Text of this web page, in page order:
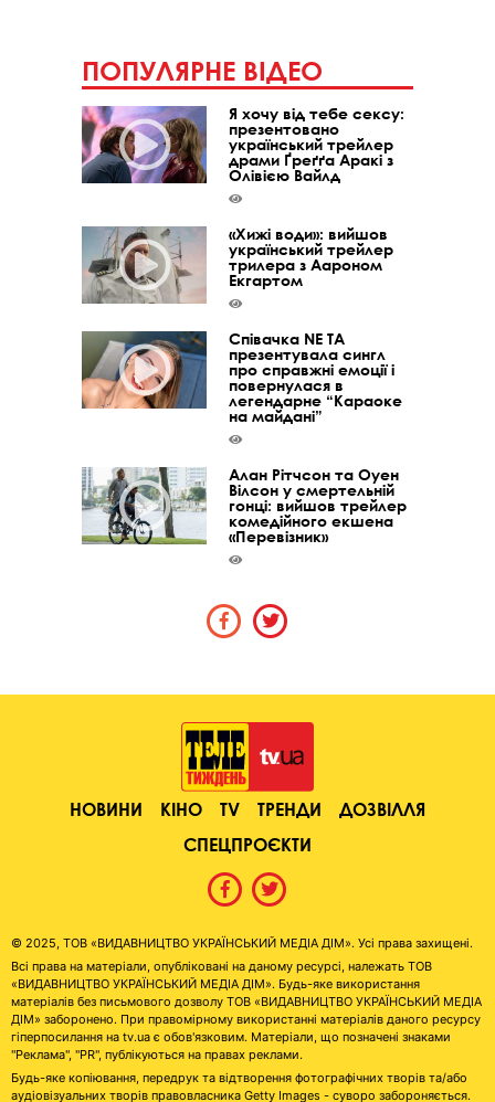
ПОПУЛЯРНЕ ВІДЕО
Я хочу від тебе сексу:
презентовано
український трейлер
драми Ґреґґа Аракі з
Олівією Вайлд
«Хижі води»: вийшов
український трейлер
трилера з Аароном
Екгартом
Співачка NE TA
презентувала сингл
про справжні емоції і
повернулася в
легендарне “Караоке
на майдані”
Алан Рітчсон та Оуен
Вілсон у смертельній
гонці: вийшов трейлер
комедійного екшена
«Перевізник»
НОВИНИ КІНО TV ТРЕНДИ
ДОЗВІЛЛЯ
СПЕЦПРОЄКТИ
© 2025, ТОВ «ВИДАВНИЦТВО УКРАЇНСЬКИЙ МЕДІА ДІМ». Усі права захищені.
Всі права на матеріали, опубліковані на даному ресурсі, належать ТОВ
«ВИДАВНИЦТВО УКРАЇНСЬКИЙ МЕДІА ДІМ». Будь-яке використання
матеріалів без письмового дозволу ТОВ «ВИДАВНИЦТВО УКРАЇНСЬКИЙ МЕДІА
ДІМ» заборонено. При правомірному використанні матеріалів даного ресурсу
гіперпосилання на tv.ua є обов'язковим. Матеріали, що позначені знаками
"Реклама", "PR", публікуються на правах реклами.
Будь-яке копіювання, передрук та відтворення фотографічних творів та/або
аудіовізуальних творів правовласника Getty Images - суворо забороняється.